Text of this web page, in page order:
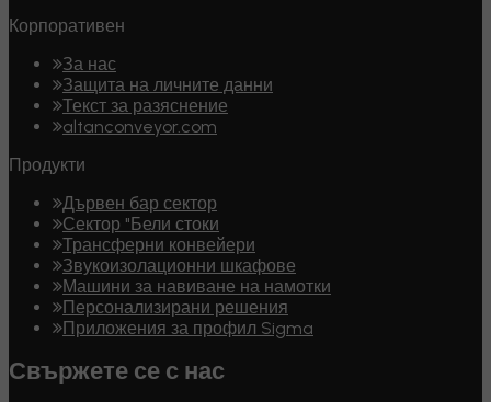
Корпоративен
За нас
Защита на личните данни
Текст за разяснение
altanconveyor.com
Продукти
Дървен бар сектор
Сектор "Бели стоки
Трансферни конвейери
Звукоизолационни шкафове
Машини за навиване на намотки
Персонализирани решения
Приложения за профил Sigma
Свържете се с нас